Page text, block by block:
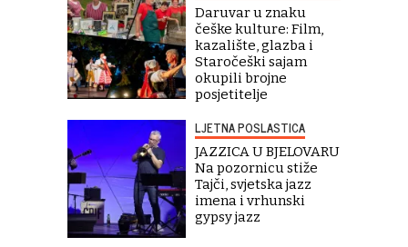
Daruvar u znaku
češke kulture: Film,
kazalište, glazba i
Staročeški sajam
okupili brojne
posjetitelje
LJETNA POSLASTICA
JAZZICA U BJELOVARU
Na pozornicu stiže
Tajči, svjetska jazz
imena i vrhunski
gypsy jazz